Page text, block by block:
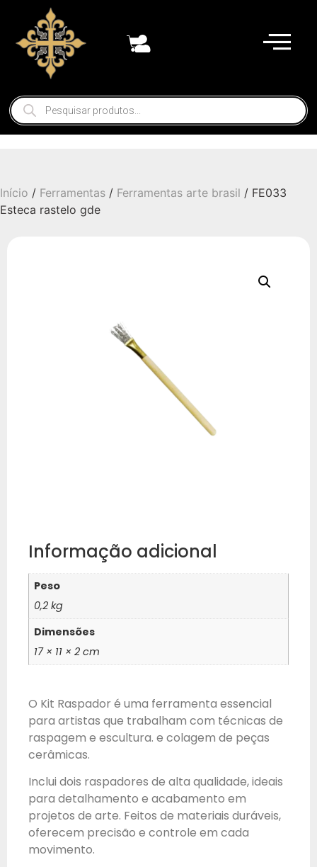
Início / Ferramentas / Ferramentas arte brasil / FE033
Esteca rastelo gde
Informação adicional
Peso
0,2 kg
Dimensões
17 × 11 × 2 cm
O Kit Raspador é uma ferramenta essencial
para artistas que trabalham com técnicas de
raspagem e escultura. e colagem de peças
cerâmicas.
Inclui dois raspadores de alta qualidade, ideais
para detalhamento e acabamento em
projetos de arte. Feitos de materiais duráveis,
oferecem precisão e controle em cada
movimento.